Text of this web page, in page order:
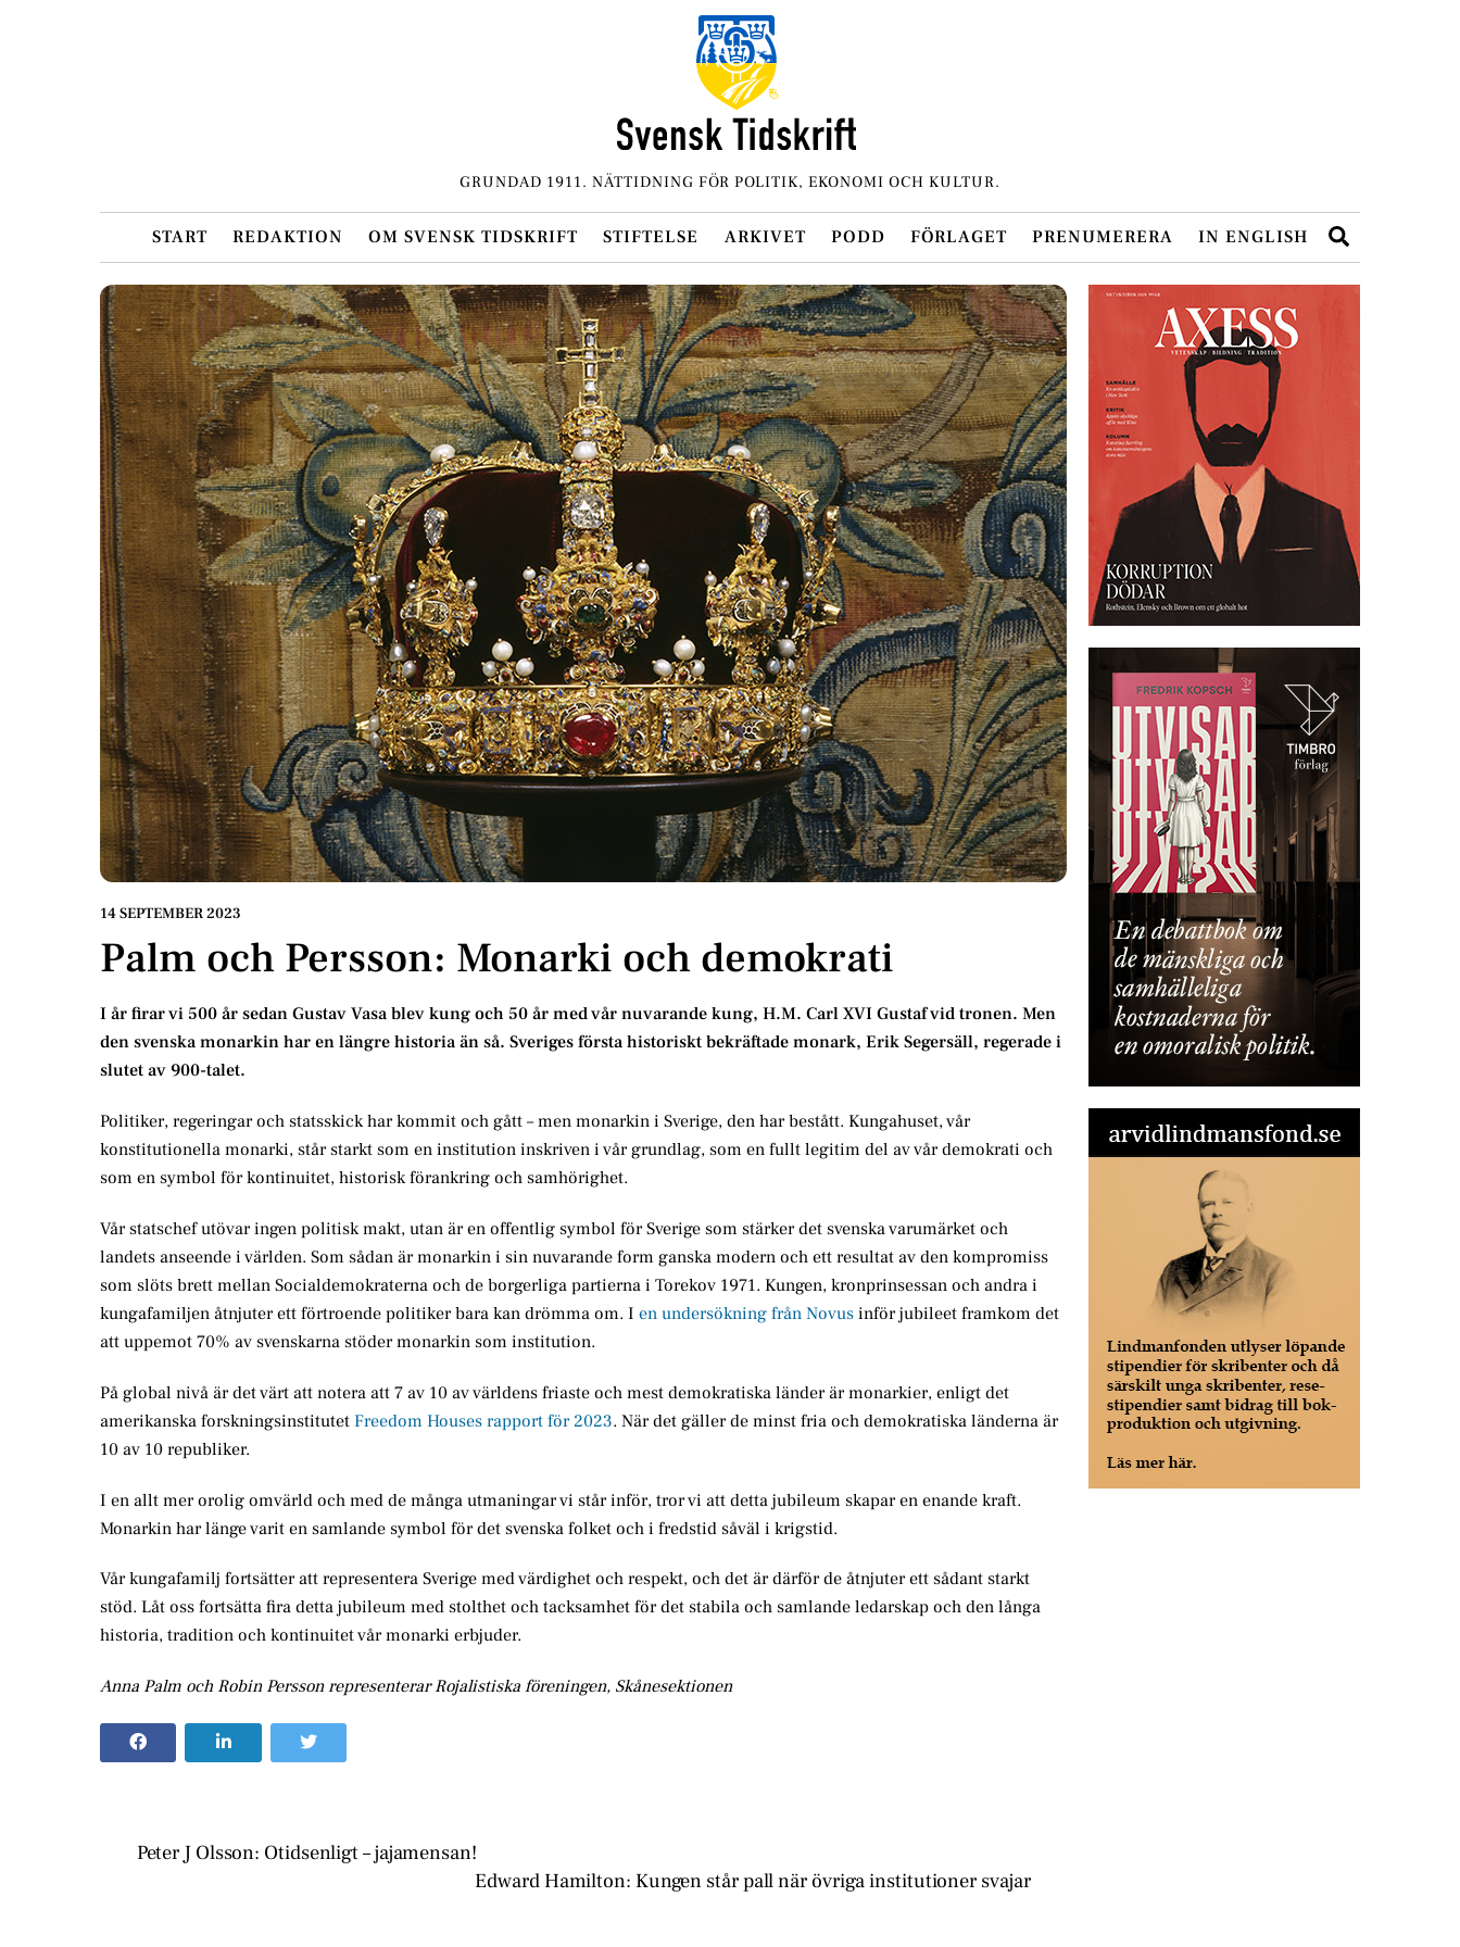
GRUNDAD 1911. NÄTTIDNING FÖR POLITIK, EKONOMI OCH KULTUR.
START REDAKTION OM SVENSK TIDSKRIFT STIFTELSE ARKIVET PODD FÖRLAGET PRENUMERERA IN ENGLISH
14 SEPTEMBER 2023
Palm och Persson: Monarki och demokrati
I år firar vi 500 år sedan Gustav Vasa blev kung och 50 år med vår nuvarande kung, H.M. Carl XVI Gustaf vid tronen. Men
den svenska monarkin har en längre historia än så. Sveriges första historiskt bekräftade monark, Erik Segersäll, regerade i
slutet av 900-talet.
Politiker, regeringar och statsskick har kommit och gått – men monarkin i Sverige, den har bestått. Kungahuset, vår
konstitutionella monarki, står starkt som en institution inskriven i vår grundlag, som en fullt legitim del av vår demokrati och
som en symbol för kontinuitet, historisk förankring och samhörighet.
Vår statschef utövar ingen politisk makt, utan är en offentlig symbol för Sverige som stärker det svenska varumärket och
landets anseende i världen. Som sådan är monarkin i sin nuvarande form ganska modern och ett resultat av den kompromiss
som slöts brett mellan Socialdemokraterna och de borgerliga partierna i Torekov 1971. Kungen, kronprinsessan och andra i
kungafamiljen åtnjuter ett förtroende politiker bara kan drömma om. I en undersökning från Novus inför jubileet framkom det
att uppemot 70% av svenskarna stöder monarkin som institution.
På global nivå är det värt att notera att 7 av 10 av världens friaste och mest demokratiska länder är monarkier, enligt det
amerikanska forskningsinstitutet Freedom Houses rapport för 2023. När det gäller de minst fria och demokratiska länderna är
10 av 10 republiker.
I en allt mer orolig omvärld och med de många utmaningar vi står inför, tror vi att detta jubileum skapar en enande kraft.
Monarkin har länge varit en samlande symbol för det svenska folket och i fredstid såväl i krigstid.
Vår kungafamilj fortsätter att representera Sverige med värdighet och respekt, och det är därför de åtnjuter ett sådant starkt
stöd. Låt oss fortsätta fira detta jubileum med stolthet och tacksamhet för det stabila och samlande ledarskap och den långa
historia, tradition och kontinuitet vår monarki erbjuder.
Anna Palm och Robin Persson representerar Rojalistiska föreningen, Skånesektionen
Peter J Olsson: Otidsenligt – jajamensan!
Edward Hamilton: Kungen står pall när övriga institutioner svajar